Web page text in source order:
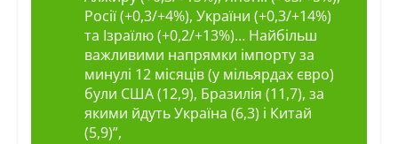
Росії (+0,3/+4%), України (+0,3/+14%)
та Ізраїлю (+0,2/+13%)… Найбільш
важливими напрямки імпорту за
минулі 12 місяців (у мільярдах євро)
були США (12,9), Бразилія (11,7), за
якими йдуть Україна (6,3) і Китай
(5,9)”,